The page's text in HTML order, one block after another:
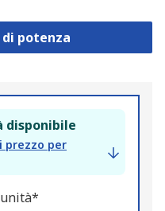
di potenza
disponibile
prezzo per
unità*